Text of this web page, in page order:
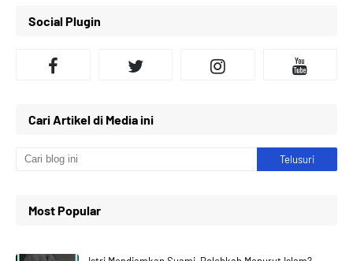
Social Plugin
Cari Artikel di Media ini
Most Popular